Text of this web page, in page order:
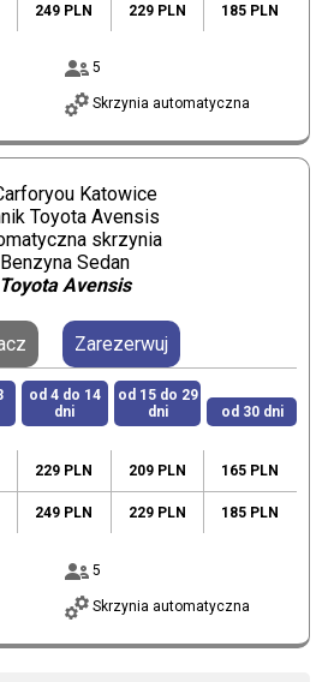
249 PLN 229 PLN 185 PLN
5
Skrzynia automatyczna
Toyota Avensis
Zarezerwuj
od 4 do 14
dni
od 15 do 29
dni
od 30 dni
229 PLN 209 PLN 165 PLN
249 PLN 229 PLN 185 PLN
5
Skrzynia automatyczna